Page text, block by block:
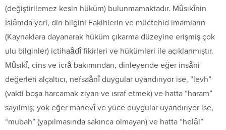
(değiştirilemez kesin hüküm) bulunmamaktadır. Mûsıkînin
İslâmda yeri, din bilgini Fakihlerin ve müctehid imamların
(Kaynaklara dayanarak hüküm çıkarma düzeyine erişmiş çok
ulu bilginler) ictihaâdî fikirleri ve hükümleri ile açıklanmıştır.
Mûsıkî, cins ve icrâ bakımından, dinleyende eğer insâni
değerleri alçaltıcı, nefsaânî duygular uyandırıyor ise, “levh”
(vakti boşa harcamak ziyan ve ısraf etmek) ve hatta “haram”
sayılmış; yok eğer manevî ve yüce duygular uyandırıyor ise,
“mubah” (yapılmasında sakınca olmayan) ve hatta “helâl”